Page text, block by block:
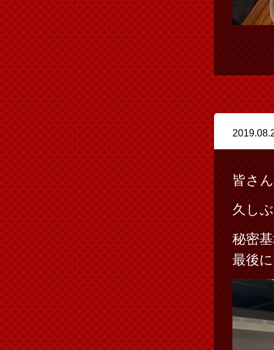
皆さ
久し
秘密
最後